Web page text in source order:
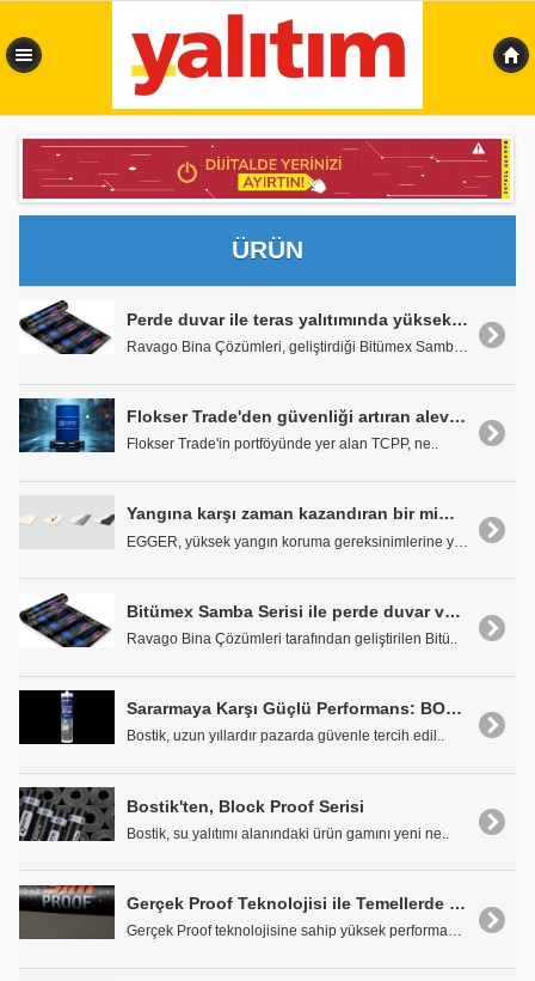
ÜRÜN
Perde duvar ile teras yalıtımında yüksek dayanım ve uygulama kolaylığı
Ravago Bina Çözümleri, geliştirdiği Bitümex Samba ..
Flokser Trade'den güvenliği artıran alev geciktirici katkı: TCPP
Flokser Trade'in portföyünde yer alan TCPP, ne..
Yangına karşı zaman kazandıran bir mimari katman: EGGER OSB Flammex
Bitümex Samba Serisi ile perde duvar ve teraslarda üstün koruma
Ravago Bina Çözümleri tarafından geliştirilen Bitü..
Sararmaya Karşı Güçlü Performans: BOSTİK S730 Silicone Premium A
Bostik, uzun yıllardır pazarda güvenle tercih edil..
Bostik'ten, Block Proof Serisi
Bostik, su yalıtımı alanındaki ürün gamını yeni ne..
Gerçek Proof Teknolojisi ile Temellerde Güvenli Su Yalıtımı: Sim Proof
Gerçek Proof teknolojisine sahip yüksek performans..
0,277 sn